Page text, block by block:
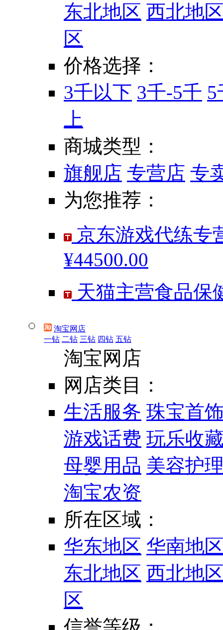
东北地区 西北地
区
价格选择：
3千以下 3千-5千 5
上
商城类型：
旗舰店 专营店 专
为您推荐：
京东游戏代练专
¥44500.00
天猫主营食品保
淘宝网店
一钻 二钻 三钻 四钻 五钻
淘宝网店
网店类目：
生活服务 珠宝首
游戏话费 玩乐收
母婴用品 美容护
淘宝农资
所在区域：
华东地区 华南地
东北地区 西北地
区